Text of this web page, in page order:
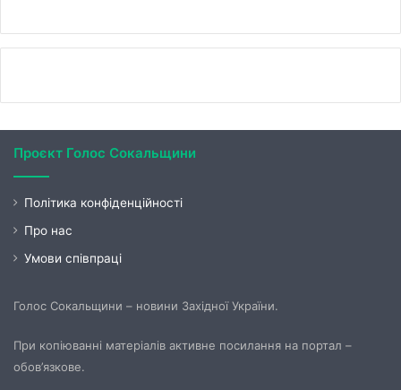
Проєкт Голос Сокальщини
Політика конфіденційності
Про нас
Умови співпраці
Голос Сокальщини – новини Західної України.
При копіюванні матеріалів активне посилання на портал –
обов’язкове.